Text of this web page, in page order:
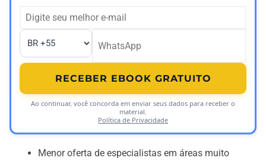
RECEBER EBOOK GRATUITO
Ao continuar, você concorda em enviar seus dados para receber o
material.
Política de Privacidade
Menor oferta de especialistas em áreas muito